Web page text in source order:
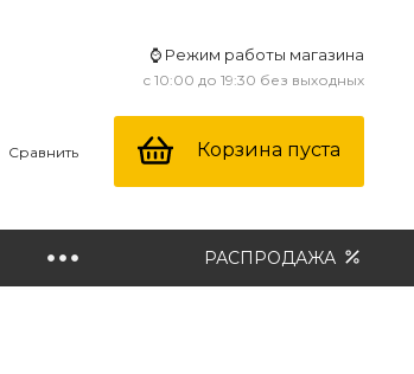
⌚ Режим работы магазина
с 10:00 до 19:30 без выходных
Сравнить Корзина пуста
РАСПРОДАЖА